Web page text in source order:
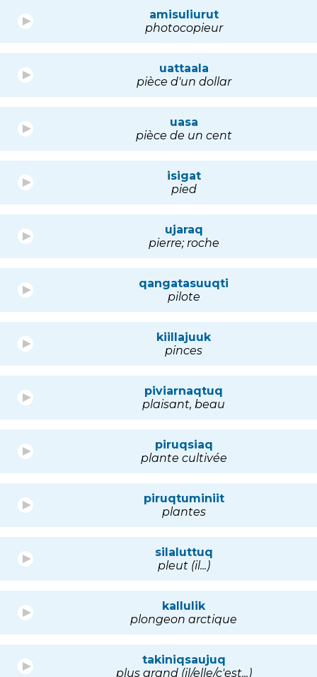
amisuliurut
photocopieur
uattaala
pièce d'un dollar
uasa
pièce de un cent
isigat
pied
ujaraq
pierre; roche
qangatasuuqti
pilote
kiillajuuk
pinces
piviarnaqtuq
plaisant, beau
piruqsiaq
plante cultivée
piruqtuminiit
plantes
silaluttuq
pleut (il...)
kallulik
plongeon arctique
takiniqsaujuq
plus grand (il/elle/c'est...)